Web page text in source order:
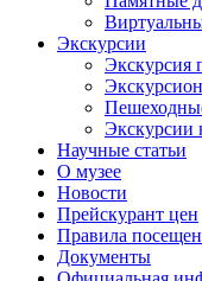
Экскурсии
Экскурсия
Экскурсии
Научные статьи
О музее
Новости
Прейскурант цен
Правила
Документы